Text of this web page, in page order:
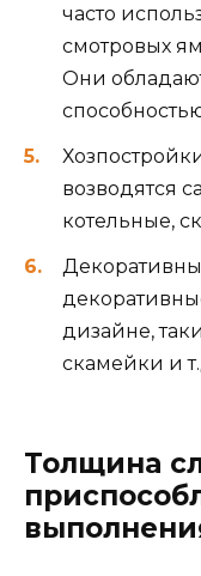
часто
смотровых
Они
возводятся
котельные,
дизайне,
скамейки и
Толщина